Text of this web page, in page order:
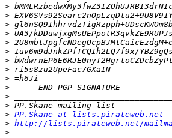
>
>
>
>
>
>
>
>
>
>
>
>
> PP.Skane at lists.pirateweb.net
> http://lists.pirateweb.net/
>